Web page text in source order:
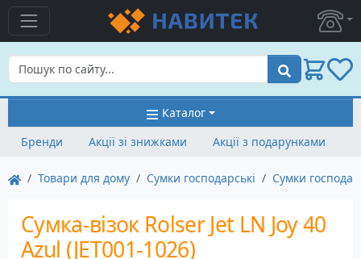
Пошук
Каталог
Бренди
Акції зі знижками Акції з подарунками
Товари для дому Сумки господарські Сумки
Сумка-візок Rolser Jet LN Joy 40
Azul (JET001-1026)